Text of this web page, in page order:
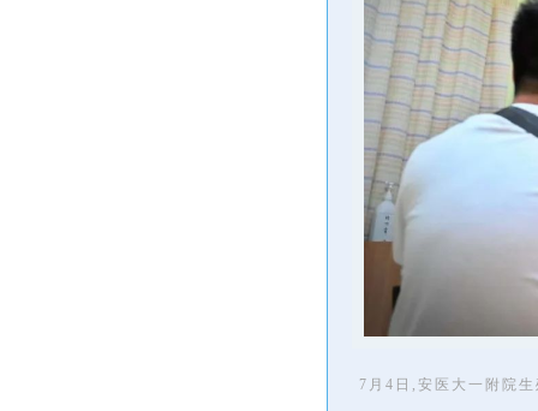
7月4日,安医大一附院